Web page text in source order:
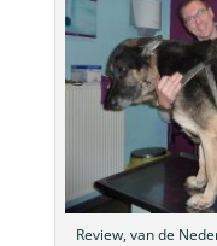
Review, van de